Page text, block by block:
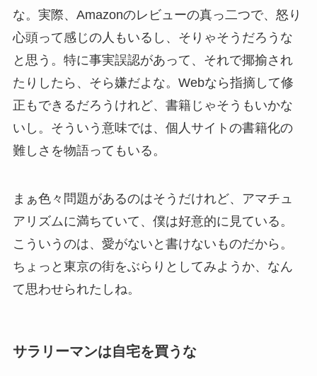
な。実際、Amazonのレビューの真っ二つで、怒り
心頭って感じの人もいるし、そりゃそうだろうな
と思う。特に事実誤認があって、それで揶揄され
たりしたら、そら嫌だよな。Webなら指摘して修
正もできるだろうけれど、書籍じゃそうもいかな
いし。そういう意味では、個人サイトの書籍化の
難しさを物語ってもいる。
まぁ色々問題があるのはそうだけれど、アマチュ
アリズムに満ちていて、僕は好意的に見ている。
こういうのは、愛がないと書けないものだから。
ちょっと東京の街をぶらりとしてみようか、なん
て思わせられたしね。
サラリーマンは自宅を買うな